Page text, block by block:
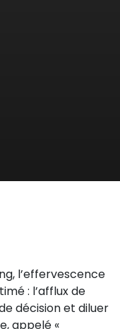
l’effervescence
: l’afflux de
décision et diluer
appelé «